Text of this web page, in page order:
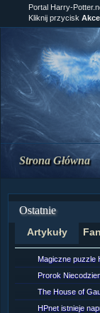
Strona Główna
Ostatnie
Artykuły
Magiczne puzzle
Prorok
The House of
HPnet istnieje
Portal Harry-
Kliknij przycisk